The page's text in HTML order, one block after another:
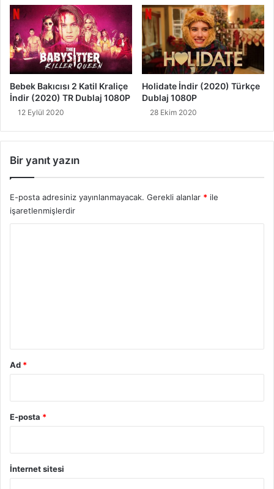
Bebek Bakıcısı 2 Katil Kraliçe
İndir (2020) TR Dublaj 1080P
12 Eylül 2020
Holidate İndir (2020) Türkçe
Dublaj 1080P
28 Ekim 2020
Bir yanıt yazın
E-posta adresiniz yayınlanmayacak. Gerekli alanlar * ile
işaretlenmişlerdir
Ad *
E-posta *
İnternet sitesi